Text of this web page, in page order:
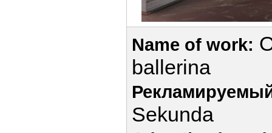
Name of work:
ballerina
Sekunda